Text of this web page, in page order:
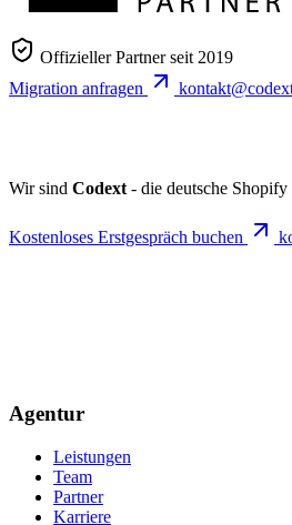
Offizieller Partner seit 2019
Migration anfragen
Wir sind Codext- die deutsche
Kostenloses Erstgespräch buchen
Agentur
Leistungen
Team
Partner
Karriere